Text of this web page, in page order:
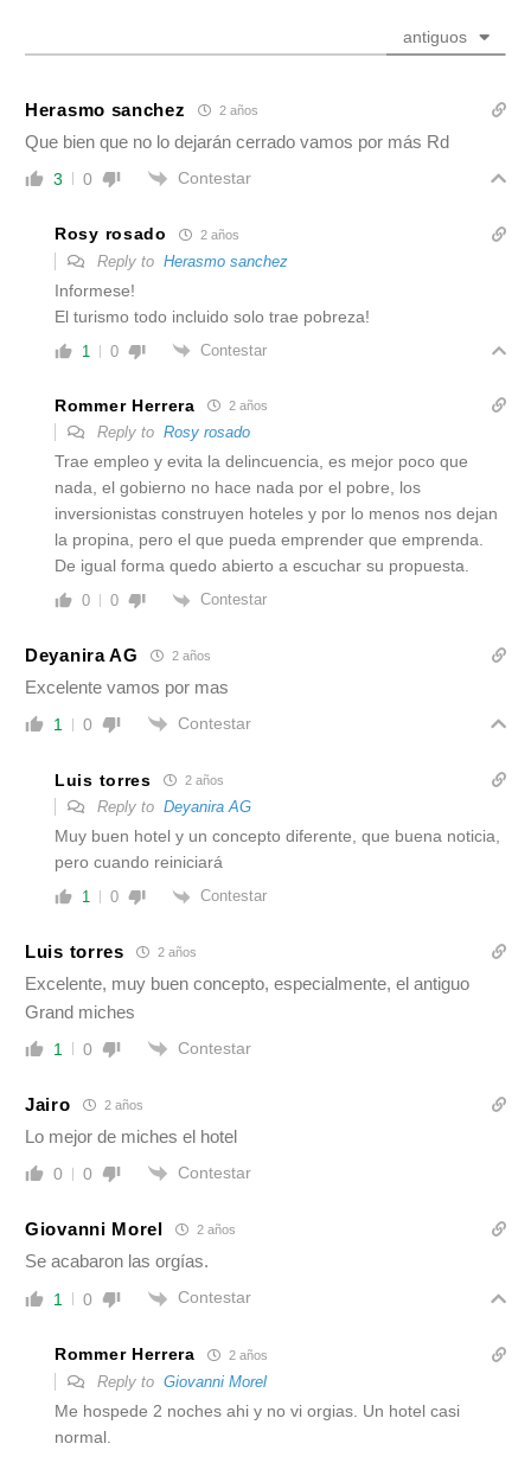
antiguos
Herasmo sanchez 2 años
Que bien que no lo dejarán cerrado vamos por más Rd
3 0 Contestar
Rosy rosado 2 años
Reply to Herasmo sanchez
Informese!
El turismo todo incluido solo trae pobreza!
1 0 Contestar
Rommer Herrera 2 años
Reply to Rosy rosado
Trae empleo y evita la delincuencia, es mejor poco que
nada, el gobierno no hace nada por el pobre, los
inversionistas construyen hoteles y por lo menos nos dejan
la propina, pero el que pueda emprender que emprenda.
De igual forma quedo abierto a escuchar su propuesta.
0 0 Contestar
Deyanira AG 2 años
Excelente vamos por mas
1 0 Contestar
Luis torres 2 años
Reply to Deyanira AG
Muy buen hotel y un concepto diferente, que buena noticia,
pero cuando reiniciará
1 0 Contestar
Luis torres 2 años
Excelente, muy buen concepto, especialmente, el antiguo
Grand miches
1 0 Contestar
Jairo 2 años
Lo mejor de miches el hotel
0 0 Contestar
Giovanni Morel 2 años
Se acabaron las orgías.
1 0 Contestar
Rommer Herrera 2 años
Reply to Giovanni Morel
Me hospede 2 noches ahi y no vi orgias. Un hotel casi
normal.